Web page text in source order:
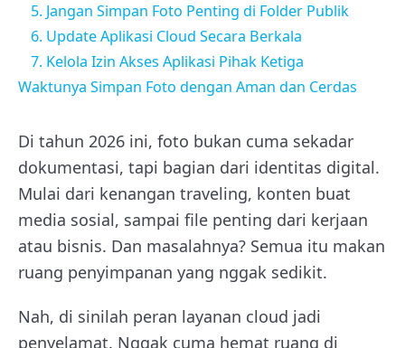
5. Jangan Simpan Foto Penting di Folder Publik
6. Update Aplikasi Cloud Secara Berkala
7. Kelola Izin Akses Aplikasi Pihak Ketiga
Waktunya Simpan Foto dengan Aman dan Cerdas
Di tahun 2026 ini, foto bukan cuma sekadar
dokumentasi, tapi bagian dari identitas digital.
Mulai dari kenangan traveling, konten buat
media sosial, sampai file penting dari kerjaan
atau bisnis. Dan masalahnya? Semua itu makan
ruang penyimpanan yang nggak sedikit.
Nah, di sinilah peran layanan cloud jadi
penyelamat. Nggak cuma hemat ruang di